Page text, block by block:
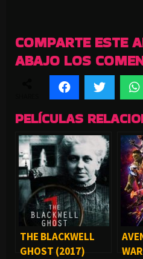
COMPARTE ESTE
ABAJO LOS
PELÍCULAS
THE BLACKWELL
GHOST (2017)